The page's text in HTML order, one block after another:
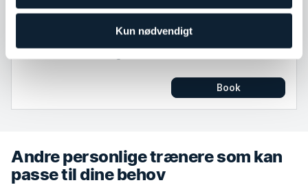
Kun nødvendigt
med Ann-Catrin Hamid
Book
Andre personlige trænere som kan
passe til dine behov